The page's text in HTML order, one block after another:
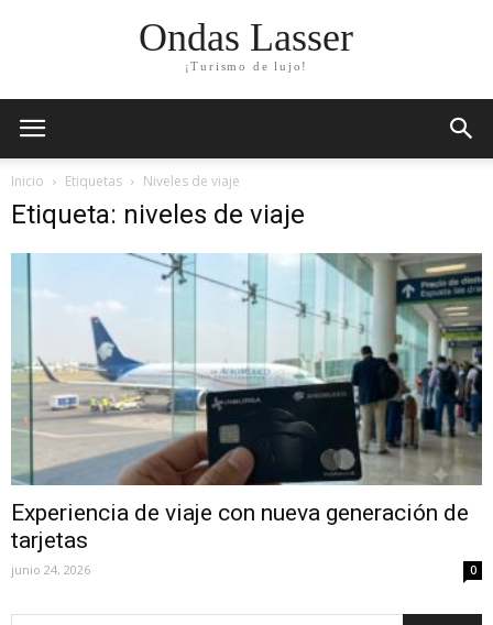
Ondas Lasser
¡Turismo de lujo!
Inicio Etiquetas Niveles de viaje
Etiqueta: niveles de viaje
Experiencia de viaje con nueva generación de
tarjetas
junio 24, 2026 0